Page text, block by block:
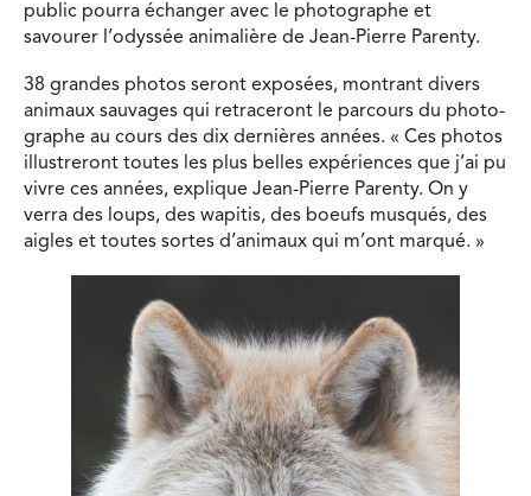
public pourra échanger avec le photographe et
savourer l’odyssée animalière de Jean-Pierre Parenty.
38 grandes photos seront exposées, montrant divers
animaux sauvages qui retraceront le parcours du photo-
graphe au cours des dix dernières années. « Ces photos
illustreront toutes les plus belles expériences que j’ai pu
vivre ces années, explique Jean-Pierre Parenty. On y
verra des loups, des wapitis, des boeufs musqués, des
aigles et toutes sortes d’animaux qui m’ont marqué. »